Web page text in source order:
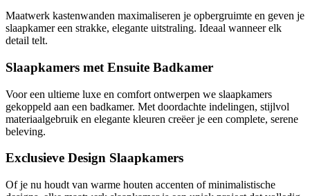
Maatwerk kastenwanden maximaliseren je opbergruimte en geven je
slaapkamer een strakke, elegante uitstraling. Ideaal wanneer elk
detail telt.
Slaapkamers met Ensuite Badkamer
Voor een ultieme luxe en comfort ontwerpen we slaapkamers
gekoppeld aan een badkamer. Met doordachte indelingen, stijlvol
materiaalgebruik en elegante kleuren creëer je een complete, serene
beleving.
Exclusieve Design Slaapkamers
Of je nu houdt van warme houten accenten of minimalistische